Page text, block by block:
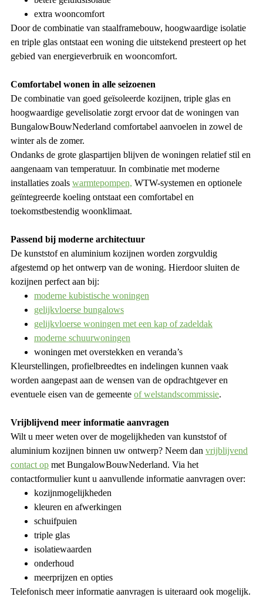
extra wooncomfort
Door de combinatie van staalframebouw, hoogwaardige isolatie
en triple glas ontstaat een woning die uitstekend presteert op het
gebied van energieverbruik en wooncomfort.
Comfortabel wonen in alle seizoenen
De combinatie van goed geïsoleerde kozijnen, triple glas en
hoogwaardige gevelisolatie zorgt ervoor dat de woningen van
BungalowBouwNederland comfortabel aanvoelen in zowel de
winter als de zomer.
Ondanks de grote glaspartijen blijven de woningen relatief stil en
aangenaam van temperatuur. In combinatie met moderne
installaties zoals warmtepompen, WTW-systemen en optionele
geïntegreerde koeling ontstaat een comfortabel en
toekomstbestendig woonklimaat.
Passend bij moderne architectuur
De kunststof en aluminium kozijnen worden zorgvuldig
afgestemd op het ontwerp van de woning. Hierdoor sluiten de
kozijnen perfect aan bij:
moderne kubistische woningen
gelijkvloerse bungalows
gelijkvloerse woningen met een kap of zadeldak
moderne schuurwoningen
woningen met overstekken en veranda’s
Kleurstellingen, profielbreedtes en indelingen kunnen vaak
worden aangepast aan de wensen van de opdrachtgever en
eventuele eisen van de gemeente of welstandscommissie.
Vrijblijvend meer informatie aanvragen
Wilt u meer weten over de mogelijkheden van kunststof of
aluminium kozijnen binnen uw ontwerp? Neem dan vrijblijvend
contact op met BungalowBouwNederland. Via het
contactformulier kunt u aanvullende informatie aanvragen over:
kozijnmogelijkheden
kleuren en afwerkingen
schuifpuien
triple glas
isolatiewaarden
onderhoud
meerprijzen en opties
Telefonisch meer informatie aanvragen is uiteraard ook mogelijk.